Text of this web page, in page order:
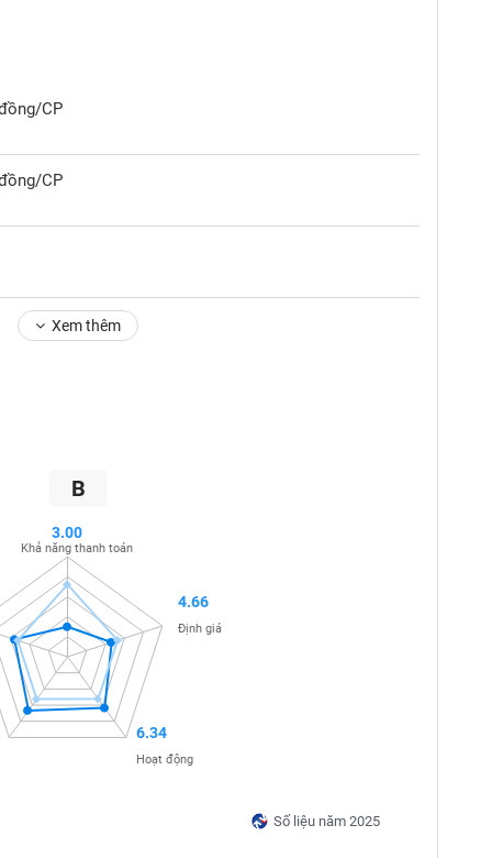
CP
CP
Xem thêm
B
Số liệu năm 2025
3.00
Khả năng thanh toán
4.66
Định giá
6.34
Hoạt động